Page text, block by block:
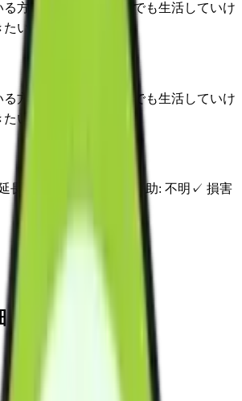
る方々にどうにか僻地でも生活していけ
い。」
る方々にどうにか僻地でも生活していけ
い。」
長サービス 自宅援助: 不明 ✓ 損害